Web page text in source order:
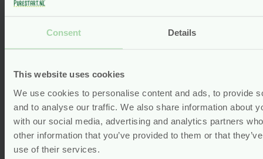
Consent Details
This website uses cookies
We use cookies to personalise content and ads, to provide
and to analyse our traffic. We also share information about
with our social media, advertising and analytics partners
other information that you’ve provided to them or that
use of their services.
Plaspotje Voor Baby’s (BZC) –
Kindsgut